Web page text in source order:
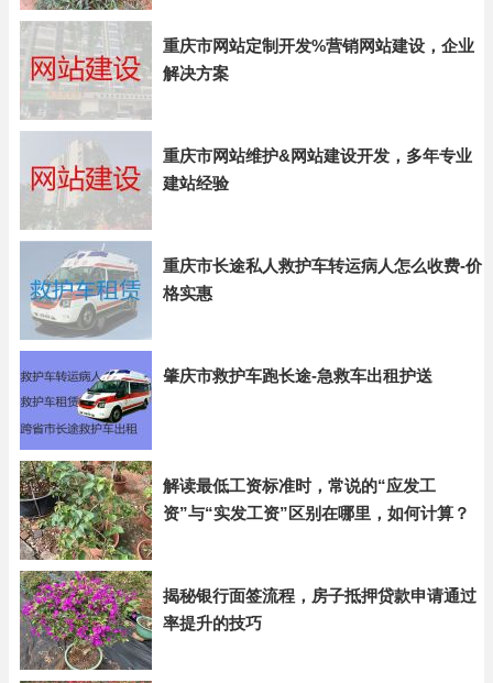
重庆市网站定制开发%营销网站建设，企业
解决方案
重庆市网站维护&网站建设开发，多年专业
建站经验
重庆市长途私人救护车转运病人怎么收费-价
格实惠
肇庆市救护车跑长途-急救车出租护送
解读最低工资标准时，常说的“应发工
资”与“实发工资”区别在哪里，如何计算？
揭秘银行面签流程，房子抵押贷款申请通过
率提升的技巧